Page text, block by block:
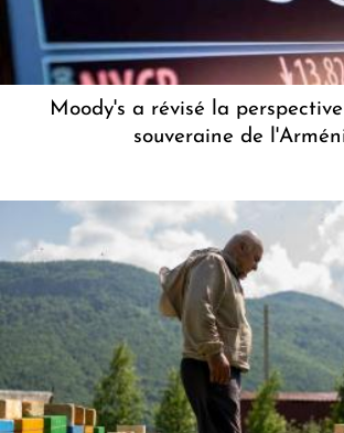
Moody's a révisé la
souveraine de